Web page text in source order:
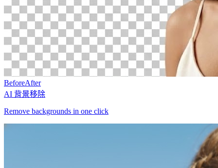
BeforeAfter
AI 背景移除
Remove backgrounds in one click